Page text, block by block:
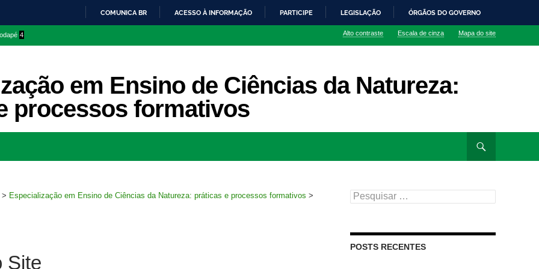
O
COMUNICA BR ACESSO À INFORMAÇÃO PARTICIPE LEGISLAÇÃO ÓRGÃOS DO GOVERNO
4 Alto contraste Escala de cinza Mapa do site
em Ensino de Ciências da Natureza:
processos formativos
> Especialização em Ensino de Ciências da Natureza: práticas e processos formativos >
Site
Pesquisar
por:
POSTS RECENTES